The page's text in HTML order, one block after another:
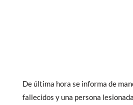
De última hora se informa de
fallecidos y una persona